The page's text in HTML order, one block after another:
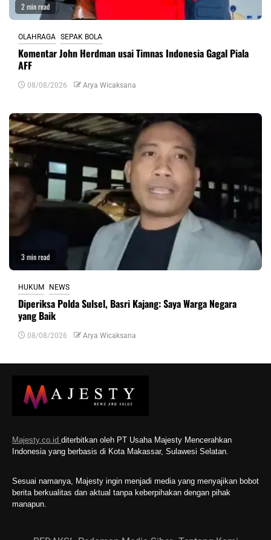
2 min read
OLAHRAGA SEPAK BOLA
Komentar John Herdman usai Timnas Indonesia Gagal Piala
AFF
08/08/2026 Arya Wicaksana
3 min read
HUKUM NEWS
Diperiksa Polda Sulsel, Basri Kajang: Saya Warga Negara
yang Baik
08/08/2026 Arya Wicaksana
Majesty.co.id diterbitkan oleh PT Usaha Majesty Mencerahkan
Indonesia yang berbasis di Kota Makassar, Sulawesi Selatan.
Sesuai namanya, Majesty ingin menjadi media yang menyajikan bobot
berita berkualitas dan aktual tanpa keberpihakan dengan pihak
manapun.